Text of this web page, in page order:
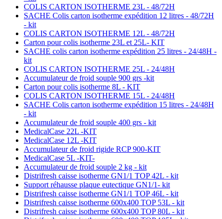
COLIS CARTON ISOTHERME 23L - 48/72H
SACHE Colis carton isotherme expédition 12 litres - 48/72H
- kit
COLIS CARTON ISOTHERME 12L - 48/72H
Carton pour colis isotherme 23L et 25L- KIT
SACHE colis carton isotherme expédition 25 litres - 24/48H -
kit
COLIS CARTON ISOTHERME 25L - 24/48H
Accumulateur de froid souple 900 grs -kit
Carton pour colis isotherme 8L - KIT
COLIS CARTON ISOTHERME 15L - 24/48H
SACHE Colis carton isotherme expédition 15 litres - 24/48H
- kit
Accumulateur de froid souple 400 grs - kit
MedicalCase 22L -KIT
MedicalCase 12L -KIT
Accumulateur de froid rigide RCP 900-KIT
MedicalCase 5L -KIT-
Accumulateur de froid souple 2 kg - kit
Distrifresh caisse isotherme GN1/1 TOP 42L - kit
Support réhausse plaque eutectique GN1/1- kit
Distrifresh caisse isotherme GN1/1 TOP 46L - kit
Distrifresh caisse isotherme 600x400 TOP 53L - kit
Distrifresh caisse isotherme 600x400 TOP 80L - kit